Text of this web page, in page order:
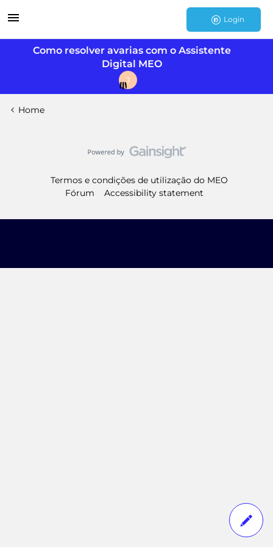
Login
Como resolver avarias com o Assistente
Digital MEO
J
Home
Termos e condições de utilização do MEO
Fórum
Accessibility statement